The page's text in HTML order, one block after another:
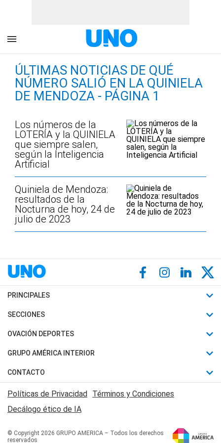
ÚLTIMAS NOTICIAS DE QUÉ
NÚMERO SALIÓ EN LA QUINIELA
DE MENDOZA - PÁGINA 1
Los números de la
LOTERÍA y la QUINIELA
que siempre salen,
según la Inteligencia
Artificial
Quiniela de Mendoza:
resultados de la
Nocturna de hoy, 24 de
julio de 2023
PRINCIPALES
Últimas Noticias
Política
Judiciales
Economia
SECCIONES
Horóscopo
Motores
Trucos caseros
Series y Películas
Edictos y Solicitadas
OVACIÓN DEPORTES
Fútbol
Mundial
Automovilismo
Rugby
Básquet
GRUPO AMÉRICA INTERIOR
Canal 7 en Vivo
San Juan 8
CONTACTO
Acerca de Nosotros
Contactanos
Políticas de Privacidad Términos y Condiciones
Decálogo ético de IA
© Copyright 2026 GRUPO AMERICA – Todos los derechos
reservados